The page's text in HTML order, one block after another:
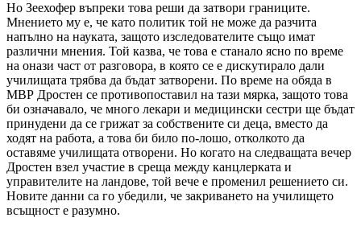
Но Зеехофер въпреки това реши да затвори границите.
Мнението му е, че като политик той не може да разчита
напълно на науката, защото изследователите също имат
различни мнения. Той казва, че това е станало ясно по време
на онази част от разговора, в която се е дискутирало дали
училищата трябва да бъдат затворени. По време на обяда в
МВР Дростен се противопоставил на тази мярка, защото това
би означавало, че много лекари и медицински сестри ще бъдат
принудени да се грижат за собствените си деца, вместо да
ходят на работа, а това би било по-лошо, отколкото да
оставяме училищата отворени. Но когато на следващата вечер
Дростен взел участие в среща между канцлерката и
управителите на ландове, той вече е променил решението си.
Новите данни са го убедили, че закриването на училището
всъщност е разумно.